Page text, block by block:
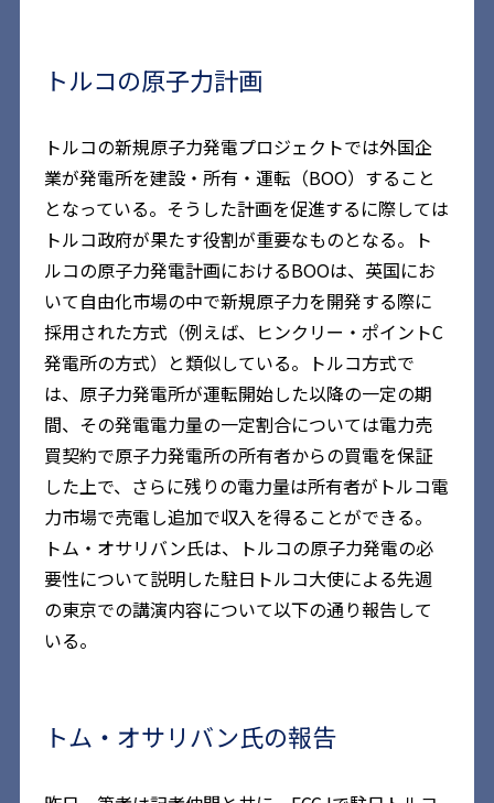
トルコの原子力計画
トルコの新規原子力発電プロジェクトでは外国企
業が発電所を建設・所有・運転（BOO）すること
となっている。そうした計画を促進するに際しては
トルコ政府が果たす役割が重要なものとなる。ト
ルコの原子力発電計画におけるBOOは、英国にお
いて自由化市場の中で新規原子力を開発する際に
採用された方式（例えば、ヒンクリー・ポイントC
発電所の方式）と類似している。トルコ方式で
は、原子力発電所が運転開始した以降の一定の期
間、その発電電力量の一定割合については電力売
買契約で原子力発電所の所有者からの買電を保証
した上で、さらに残りの電力量は所有者がトルコ電
力市場で売電し追加で収入を得ることができる。
トム・オサリバン氏は、トルコの原子力発電の必
要性について説明した駐日トルコ大使による先週
の東京での講演内容について以下の通り報告して
いる。
トム・オサリバン氏の報告